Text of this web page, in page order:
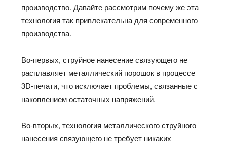
производство. Давайте рассмотрим почему же эта
технология так привлекательна для современного
производства.
Во-первых, струйное нанесение связующего не
расплавляет металлический порошок в процессе
3D-печати, что исключает проблемы, связанные с
накоплением остаточных напряжений.
Во-вторых, технология металлического струйного
нанесения связующего не требует никаких